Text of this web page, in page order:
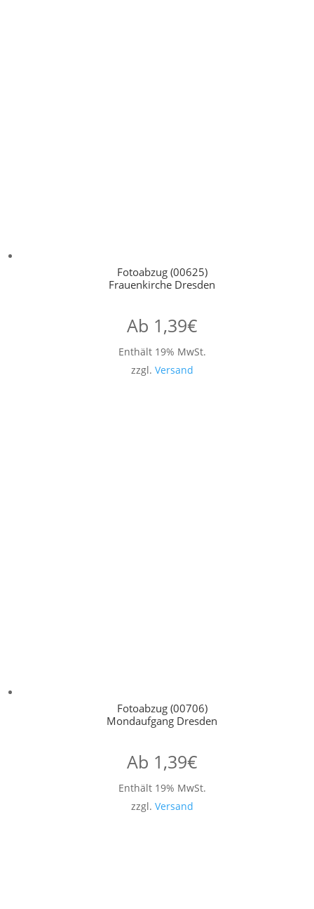
Fotoabzug (00625)
Frauenkirche Dresden
Ab 1,39€
Enthält 19% MwSt.
zzgl. Versand
Fotoabzug (00706)
Mondaufgang Dresden
Ab 1,39€
Enthält 19% MwSt.
zzgl. Versand